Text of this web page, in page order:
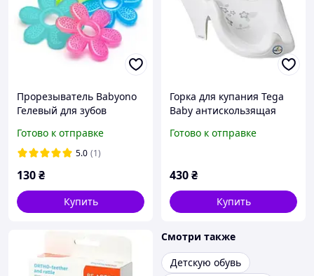
Прорезыватель Babyono
Гелевый для зубов
Готово к отправке
5.0 (1)
130₴
Купить
Горка для купания Tega
Baby антискользящая
Готово к отправке
430₴
Купить
Смотри также
Детскую обувь